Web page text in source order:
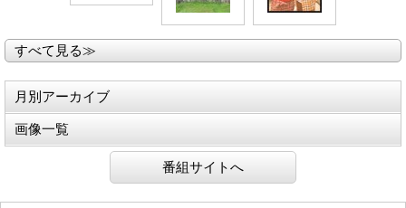
すべて見る≫
月別アーカイブ
画像一覧
番組サイトへ